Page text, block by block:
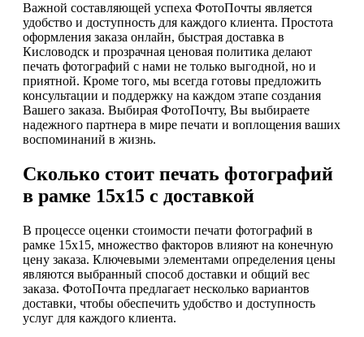
Важной составляющей успеха ФотоПочты является
удобство и доступность для каждого клиента. Простота
оформления заказа онлайн, быстрая доставка в
Кисловодск и прозрачная ценовая политика делают
печать фотографий с нами не только выгодной, но и
приятной. Кроме того, мы всегда готовы предложить
консультации и поддержку на каждом этапе создания
Вашего заказа. Выбирая ФотоПочту, Вы выбираете
надежного партнера в мире печати и воплощения ваших
воспоминаний в жизнь.
Сколько стоит печать фотографий
в рамке 15х15 с доставкой
В процессе оценки стоимости печати фотографий в
рамке 15х15, множество факторов влияют на конечную
цену заказа. Ключевыми элементами определения цены
являются выбранный способ доставки и общий вес
заказа. ФотоПочта предлагает несколько вариантов
доставки, чтобы обеспечить удобство и доступность
услуг для каждого клиента.